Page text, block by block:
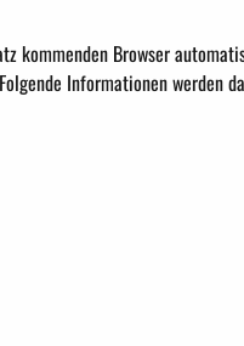
kommenden Browser
Informationen werden